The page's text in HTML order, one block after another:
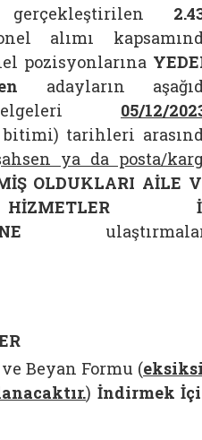
gerçekleştirilen
alımı
pozisyonlarına
adayların
05/12/
bitimi) tarihleri
ya da posta/
OLDUKLARI AİLE
Beyan Formu (
) İndirmek